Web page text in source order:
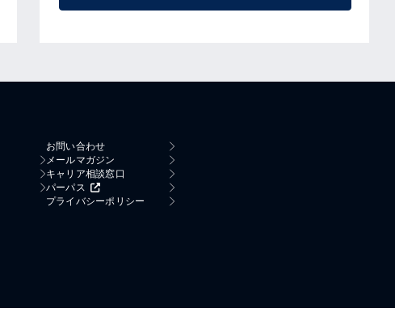
お問い合わせ
メールマガジン
キャリア相談窓口
パーパス
プライバシーポリシー